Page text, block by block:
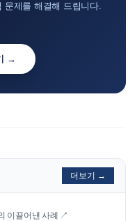
문제를 해결해 드립니다.
→
더보기 →
이끌어낸 사례 ↗